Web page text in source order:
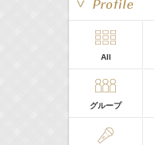
ファンレター
動画
メッセージ
イベント・会見
All
グループ